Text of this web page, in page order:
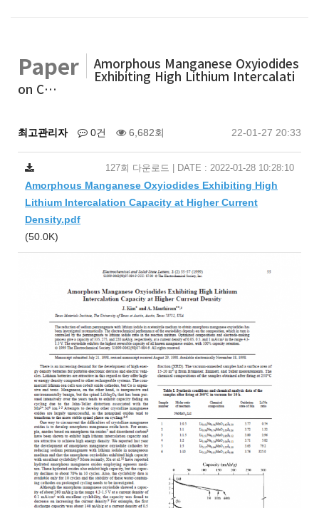
Paper Amorphous Manganese Oxyiodides
Exhibiting High Lithium Intercalati
on C…
최고관리자 0건 6,682회 22-01-27 20:33
Amorphous Manganese Oxyiodides Exhibiting High
Lithium Intercalation Capacity at Higher Current
Density.pdf
(50.0K)
127회 다운로드 | DATE : 2022-01-28 10:28:10